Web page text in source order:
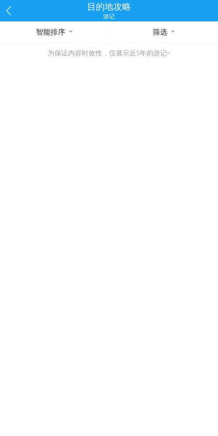
目的地攻略
游记
智能排序 筛选
为保证内容时效性，仅展示近5年的游记~